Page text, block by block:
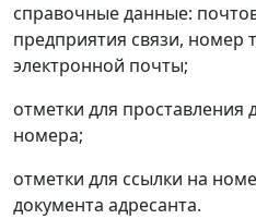
справочные данные:
предприятия связи, номер
электронной почты;
отметки для проставления
номера;
отметки для ссылки на
документа адресанта.